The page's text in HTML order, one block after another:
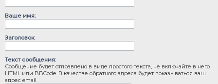
Ваше имя:
Заголовок:
Текст сообщения:
Сообщение будет отправлено в виде простого текста, не включайте в него
HTML или BBCode. В качестве обратного адреса будет показываться ваш
адрес email.